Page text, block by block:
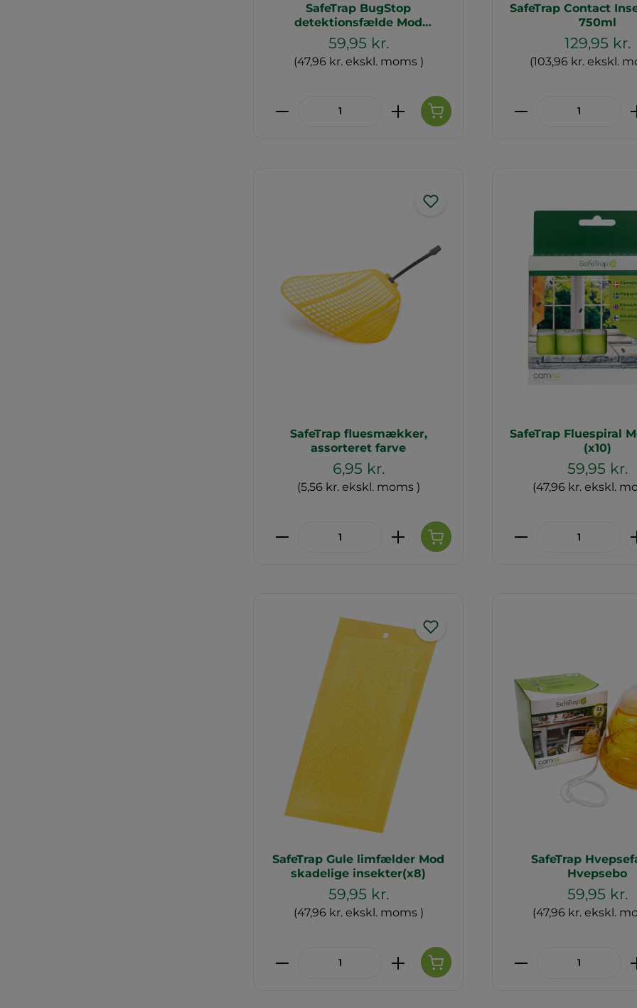
SafeTrap BugStop
detektionsfælde Mod
Væggelus (x8)
59,95 kr.
(47,96 kr. ekskl. moms )
Produktmængde: Indtast den ønskede
SafeTrap Contact
750ml
129,95 kr.
(103,96 kr. ekskl.
SafeTrap fluesmækker,
assorteret farve
6,95 kr.
(5,56 kr. ekskl. moms )
Produktmængde: Indtast den ønskede
SafeTrap Fluespiral
(x10)
59,95 kr.
(47,96 kr. ekskl.
SafeTrap Gule limfælder Mod
skadelige insekter(x8)
59,95 kr.
(47,96 kr. ekskl. moms )
Produktmængde: Indtast den ønskede
SafeTrap
Hvepsebo
59,95 kr.
(47,96 kr. ekskl.